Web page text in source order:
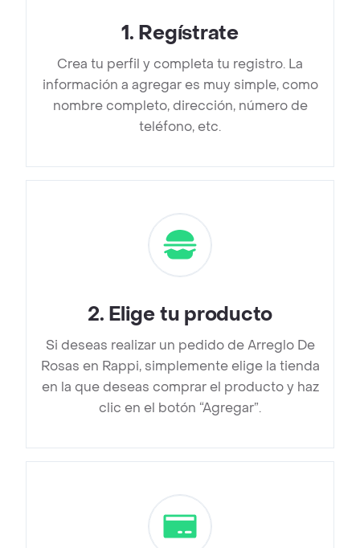
1. Regístrate
Crea tu perfil y completa tu registro. La
información a agregar es muy simple, como
nombre completo, dirección, número de
teléfono, etc.
2. Elige tu producto
Si deseas realizar un pedido de Arreglo De
Rosas en Rappi, simplemente elige la tienda
en la que deseas comprar el producto y haz
clic en el botón “Agregar”.